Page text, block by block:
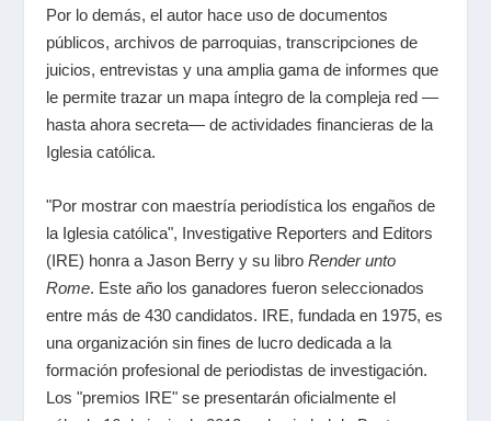
Por lo demás, el autor hace uso de documentos
públicos, archivos de parroquias, transcripciones de
juicios, entrevistas y una amplia gama de informes que
le permite trazar un mapa íntegro de la compleja red —
hasta ahora secreta— de actividades financieras de la
Iglesia católica.
"Por mostrar con maestría periodística los engaños de
la Iglesia católica", Investigative Reporters and Editors
(IRE) honra a Jason Berry y su libroRender unto
Rome. Este año los ganadores fueron seleccionados
entre más de 430 candidatos. IRE, fundada en 1975, es
una organización sin fines de lucro dedicada a la
formación profesional de periodistas de investigación.
Los "premios IRE" se presentarán oficialmente el